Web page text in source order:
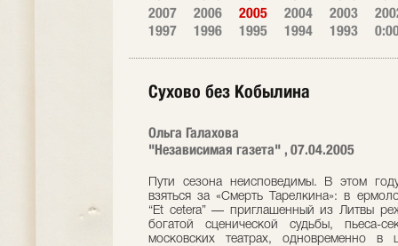
2007
2006 2005 2004 2003
1997
1996 1995 1994 1993
Сухово без Кобылина
Ольга Галахова
"Независимая газета" , 07.04.2005
Пути сезона неисповедимы. В этом
взяться за «Смерть Тарелкина»: в
“Et cetera” — приглашенный из Литвы
богатой сценической судьбы, пьеса-
московских театрах, одновременно